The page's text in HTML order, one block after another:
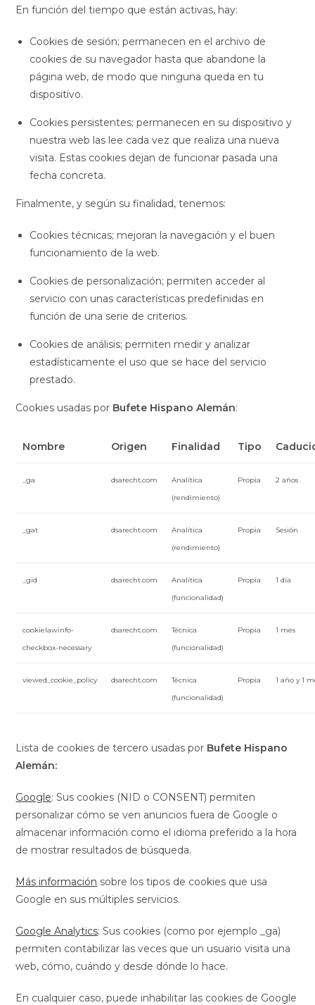
En función del tiempo que están activas, hay:
Cookies de sesión; permanecen en el archivo de
cookies de su navegador hasta que abandone la
página web, de modo que ninguna queda en tu
dispositivo.
Cookies persistentes; permanecen en su dispositivo y
nuestra web las lee cada vez que realiza una nueva
visita. Estas cookies dejan de funcionar pasada una
fecha concreta.
Finalmente, y según su finalidad, tenemos:
Cookies técnicas; mejoran la navegación y el buen
funcionamiento de la web.
Cookies de personalización; permiten acceder al
servicio con unas características predefinidas en
función de una serie de criterios.
Cookies de análisis; permiten medir y analizar
estadísticamente el uso que se hace del servicio
prestado.
Cookies usadas por Bufete Hispano Alemán:
Nombre Origen Finalidad Tipo
_ga dsarecht.com
Analítica
(rendimiento)
Propia 2 años
_gat dsarecht.com
Analítica
(rendimiento)
Propia Sesión
_gid dsarecht.com
Analítica
(funcionalidad)
Propia 1 día
cookielawinfo-
checkbox-necessary
dsarecht.com
Técnica
(funcionalidad)
Propia 1 mes
viewed_cookie_policy dsarecht.com
Técnica
(funcionalidad)
Propia 1 año y 1
Lista de cookies de tercero usadas por Bufete Hispano
Alemán:
Google: Sus cookies (NID o CONSENT) permiten
personalizar cómo se ven anuncios fuera de Google o
almacenar información como el idioma preferido a la hora
de mostrar resultados de búsqueda.
Más información sobre los tipos de cookies que usa
Google en sus múltiples servicios.
Google Analytics: Sus cookies (como por ejemplo _ga)
permiten contabilizar las veces que un usuario visita una
web, cómo, cuándo y desde dónde lo hace.
En cualquier caso, puede inhabilitar las cookies de Google